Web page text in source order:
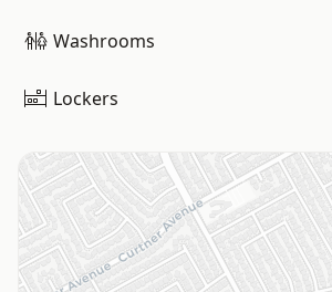
Washrooms
Lockers